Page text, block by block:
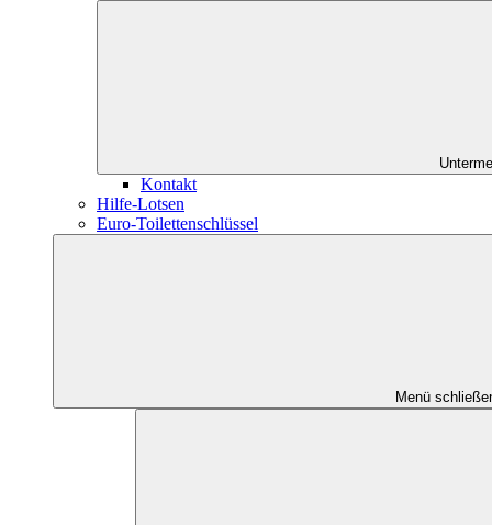
Kontakt
Hilfe-Lotsen
Euro-Toilettenschlüssel
Menü